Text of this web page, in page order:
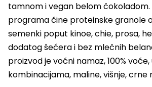
tamnom i vegan belom čokoladom.
programa čine proteinske granole
semenki poput kinoe, chie, prosa,
dodatog šećera i bez mlečnih
proizvod je voćni namaz, 100%
kombinacijama, maline, višnje, crne